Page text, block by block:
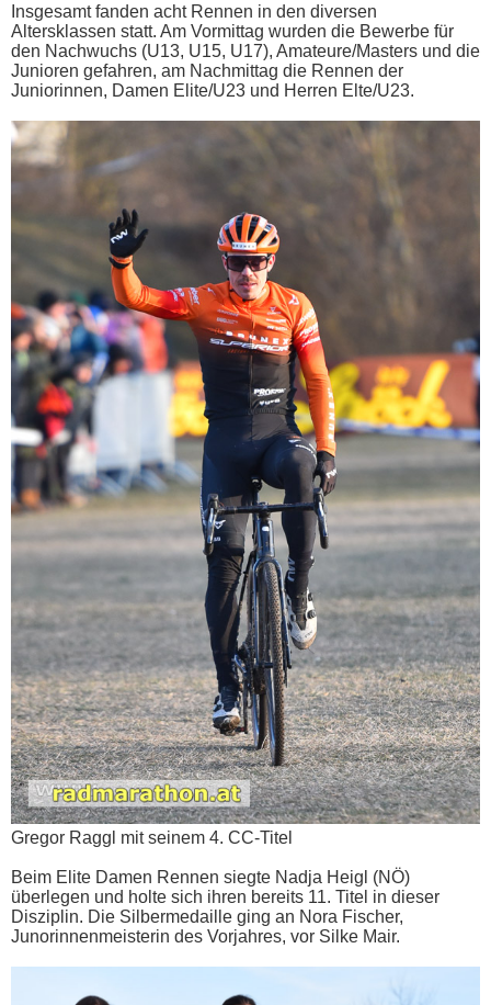
Insgesamt fanden acht Rennen in den diversen
Altersklassen statt. Am Vormittag wurden die Bewerbe für
den Nachwuchs (U13, U15, U17), Amateure/Masters und die
Junioren gefahren, am Nachmittag die Rennen der
Juniorinnen, Damen Elite/U23 und Herren Elte/U23.
Gregor Raggl mit seinem 4. CC-Titel
Beim Elite Damen Rennen siegte Nadja Heigl (NÖ)
überlegen und holte sich ihren bereits 11. Titel in dieser
Disziplin. Die Silbermedaille ging an Nora Fischer,
Junorinnenmeisterin des Vorjahres, vor Silke Mair.